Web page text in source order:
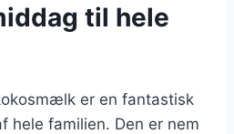
til hele
er en fantastisk
hele familien. Den er nem